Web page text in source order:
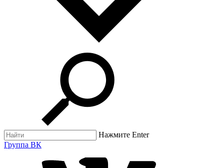
Нажмите Enter
Группа ВК